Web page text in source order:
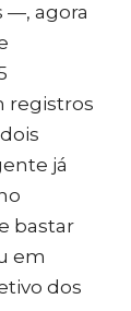
—, agora
registros
já
bastar
em
dos